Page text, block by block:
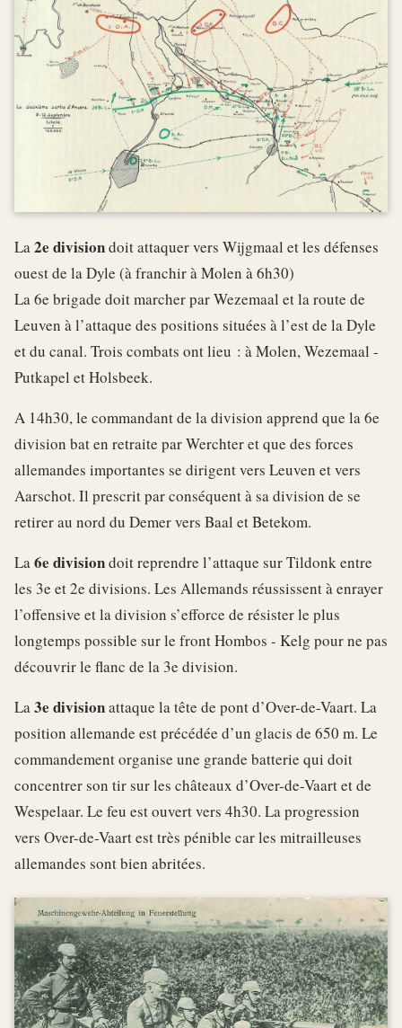
La2e divisiondoit attaquer vers Wijgmaal et les défenses
ouest de la Dyle (à franchir à Molen à 6h30)
La 6e brigade doit marcher par Wezemaal et la route de
Leuven à l’attaque des positions situées à l’est de la Dyle
et du canal. Trois combats ont lieu : à Molen, Wezemaal -
Putkapel et Holsbeek.
A 14h30, le commandant de la division apprend que la 6e
division bat en retraite par Werchter et que des forces
allemandes importantes se dirigent vers Leuven et vers
Aarschot. Il prescrit par conséquent à sa division de se
retirer au nord du Demer vers Baal et Betekom.
La6e divisiondoit reprendre l’attaque sur Tildonk entre
les 3e et 2e divisions. Les Allemands réussissent à enrayer
l’offensive et la division s’efforce de résister le plus
longtemps possible sur le front Hombos - Kelg pour ne pas
découvrir le flanc de la 3e division.
La3e divisionattaque la tête de pont d’Over-de-Vaart. La
position allemande est précédée d’un glacis de 650 m. Le
commandement organise une grande batterie qui doit
concentrer son tir sur les châteaux d’Over-de-Vaart et de
Wespelaar. Le feu est ouvert vers 4h30. La progression
vers Over-de-Vaart est très pénible car les mitrailleuses
allemandes sont bien abritées.